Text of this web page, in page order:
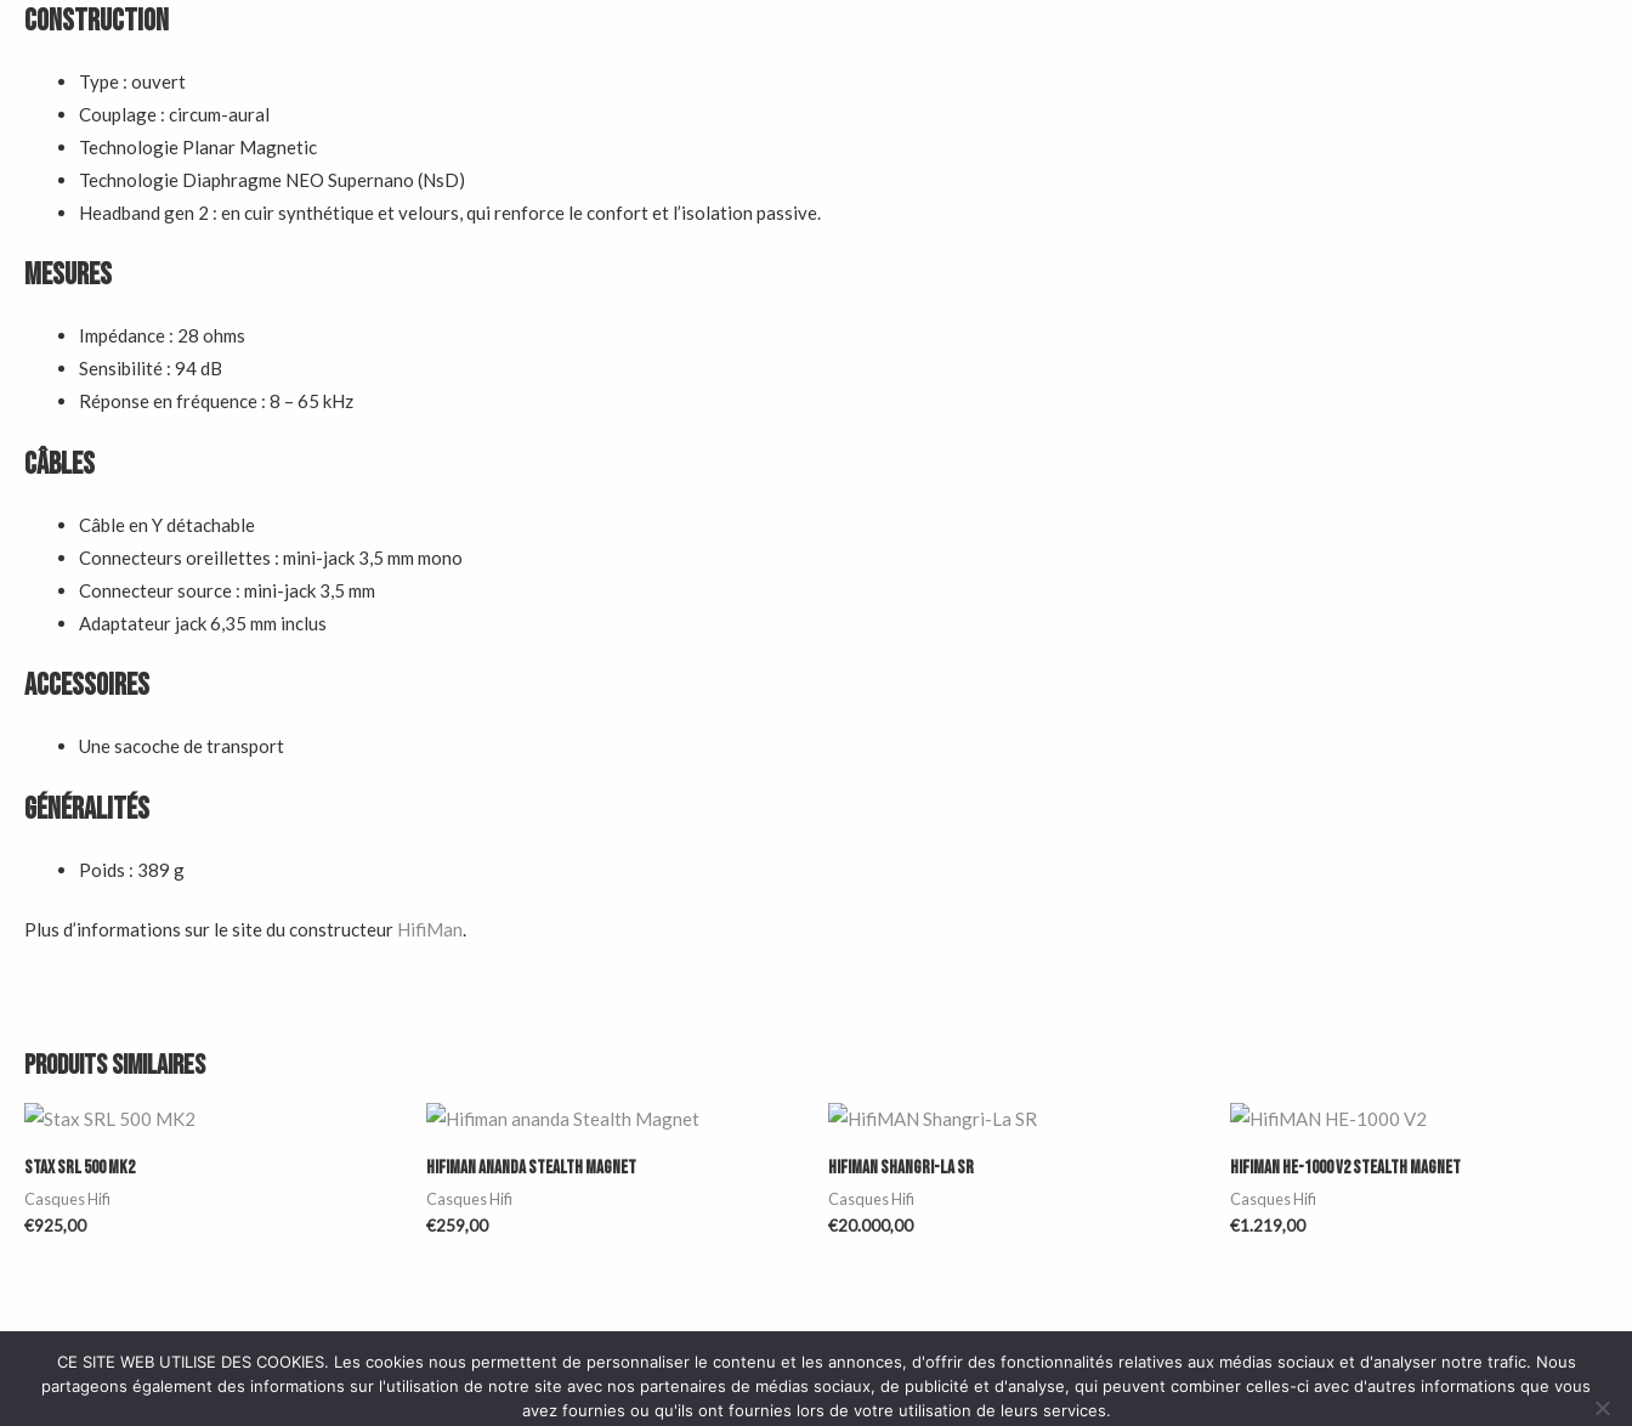
Construction
Type : ouvert
Couplage : circum-aural
Technologie Planar Magnetic
Technologie Diaphragme NEO Supernano (NsD)
Headband gen 2 : en cuir synthétique et velours, qui renforce le confort et l’isolation passive.
Mesures
Impédance : 28 ohms
Sensibilité : 94 dB
Réponse en fréquence : 8 – 65 kHz
Câbles
Câble en Y détachable
Connecteurs oreillettes : mini-jack 3,5 mm mono
Connecteur source : mini-jack 3,5 mm
Adaptateur jack 6,35 mm inclus
Accessoires
Une sacoche de transport
Généralités
Poids : 389 g
Plus d’informations sur le site du constructeur HifiMan.
Produits similaires
Stax SRL 500 MK2
Casques Hifi
€925,00
HifiMAN Ananda Stealth Magnet
Casques Hifi
€259,00
HifiMAN Shangri-La SR
Casques Hifi
€20.000,00
HifiMAN HE-1000 V2 Stealth Magnet
Casques Hifi
€1.219,00
CE SITE WEB UTILISE DES COOKIES. Les cookies nous permettent de personnaliser le contenu et les annonces, d'offrir des fonctionnalités relatives aux médias sociaux et d'analyser notre trafic. Nous
partageons également des informations sur l'utilisation de notre site avec nos partenaires de médias sociaux, de publicité et d'analyse, qui peuvent combiner celles-ci avec d'autres informations que vous
avez fournies ou qu'ils ont fournies lors de votre utilisation de leurs services.